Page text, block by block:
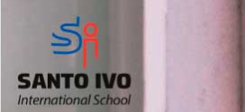
Matrículas Abertas 2026
2º AO 5º ANO